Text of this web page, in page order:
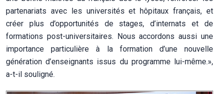
partenariats avec les universités et hôpitaux français, et
créer plus d’opportunités de stages, d’internats et de
formations post-universitaires. Nous accordons aussi une
importance particulière à la formation d’une nouvelle
génération d’enseignants issus du programme lui-même.»,
a-t-il souligné.